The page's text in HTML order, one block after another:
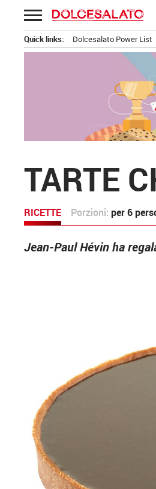
Passa
al
contenuto
Quick links: Dolcesalato Power List
TARTE
RICETTE Porzioni: per 6
Jean-Paul Hévin ha